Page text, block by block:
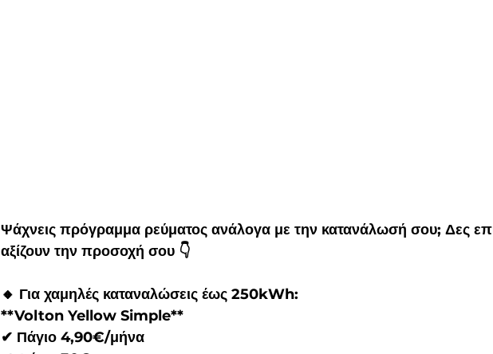
Ψάχνεις πρόγραμμα ρεύματος ανάλογα με την κατανάλωσή σου; Δες
αξίζουν την προσοχή σου 👇
🔸 Για χαμηλές καταναλώσεις έως 250kWh:
**Volton Yellow Simple**
✔ Πάγιο 4,90€/μήνα